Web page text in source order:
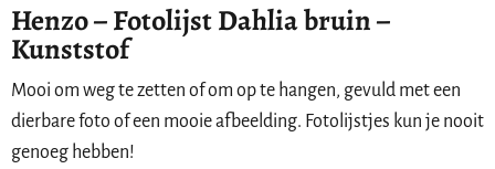
Henzo – Fotolijst Dahlia bruin –
Kunststof
Mooi om weg te zetten of om op te hangen, gevuld met een
dierbare foto of een mooie afbeelding. Fotolijstjes kun je nooit
genoeg hebben!